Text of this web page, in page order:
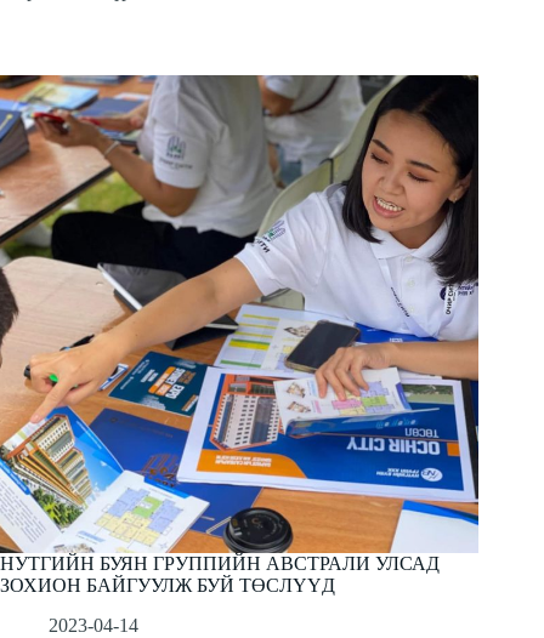
НУТГИЙН БУЯН ГРУППИЙН АВСТРАЛИ УЛСАД
ЗОХИОН БАЙГУУЛЖ БУЙ ТӨСЛҮҮД
2023-04-14